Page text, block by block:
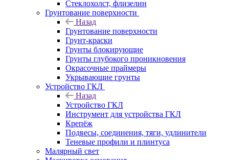
Стеклохолст, флизелин
Грунтование поверхности
Назад
Грунтование поверхности
Грунт-краски
Грунты блокирующие
Грунты глубокого проникновения
Окрасочные праймеры
Укрывающие грунты
Устройство ГКЛ
Назад
Устройство ГКЛ
Инструмент для устройства ГКЛ
Крепёж
Подвесы, соединения, тяги, удлинители
Теневые профили и плинтуса
Малярный свет